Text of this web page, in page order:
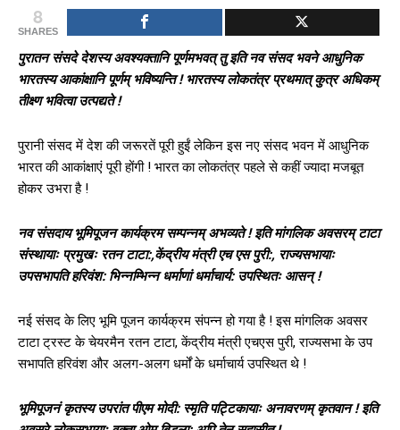
8
SHARES
पुरातन संसदे देशस्य अवश्यक्तानि पूर्णमभवत् तु इति नव संसद भवने आधुनिक
भारतस्य आकांक्षानि पूर्णम् भविष्यन्ति ! भारतस्य लोकतंत्र प्रथमात् कुत्र अधिकम्
तीक्ष्ण भवित्वा उत्पद्यते !
पुरानी संसद में देश की जरूरतें पूरी हुईं लेकिन इस नए संसद भवन में आधुनिक
भारत की आकांक्षाएं पूरी होंगी ! भारत का लोकतंत्र पहले से कहीं ज्यादा मजबूत
होकर उभरा है !
नव संसदाय भूमिपूजन कार्यक्रम सम्पन्नम् अभव्यते ! इति मांगलिक अवसरम् टाटा
संस्थायाः प्रमुखः रतन टाटा:,केंद्रीय मंत्री एच एस पुरी:, राज्यसभायाः
उपसभापति हरिवंश: भिन्नम्भिन्न धर्माणां धर्माचार्य: उपस्थितः आसन् !
नई संसद के लिए भूमि पूजन कार्यक्रम संपन्न हो गया है ! इस मांगलिक अवसर
टाटा ट्रस्ट के चेयरमैन रतन टाटा, केंद्रीय मंत्री एचएस पुरी, राज्यसभा के उप
सभापति हरिवंश और अलग-अलग धर्मों के धर्माचार्य उपस्थित थे !
भूमिपूजनं कृतस्य उपरांत पीएम मोदी: स्मृति पट्टिकायाः अनावरणम् कृतवान ! इति